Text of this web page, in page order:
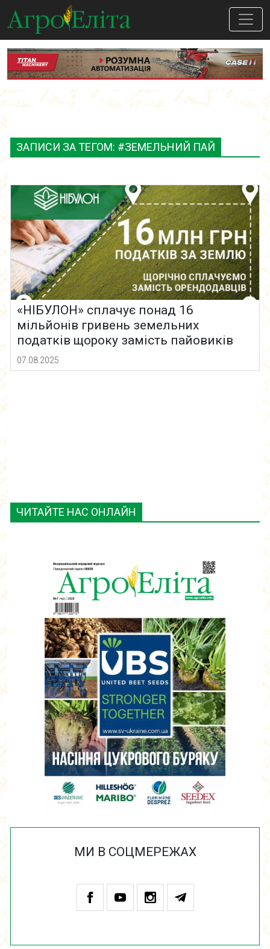
ЧИТАЙТЕ НАС ОНЛАЙН
МИ В СОЦМЕРЕЖАХ
ЗАПИСИ ЗА ТЕГОМ: #ЗЕМЕЛЬНИЙ ПАЙ
«НІБУЛОН» сплачує понад 16
мільйонів гривень земельних
податків щороку замість пайовиків
07.08.2025